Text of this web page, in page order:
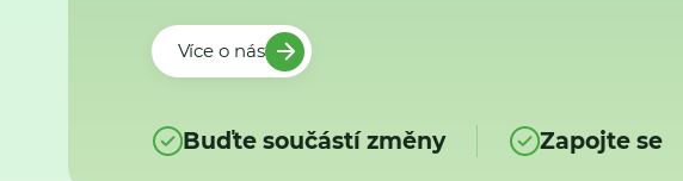
Více o nás
Buďte součástí změny Zapojte se